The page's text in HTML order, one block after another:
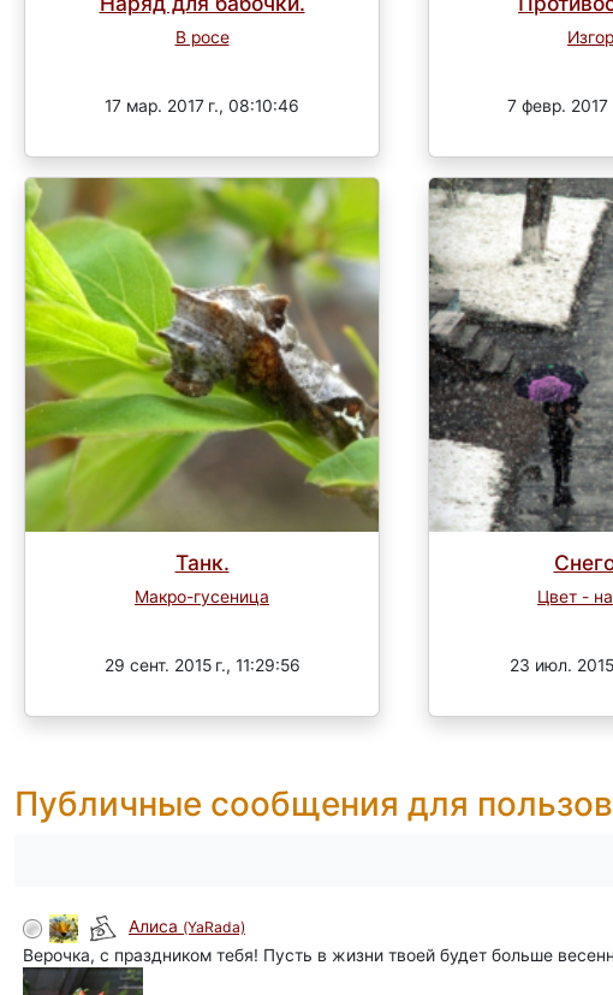
В росе
17 мар. 2017 г., 08:10:46 7 февр.
Танк.
Макро-гусеница
29 сент. 2015 г., 11:29:56
Цвет -
23 июл.
Публичные сообщения для
Алиса (YaRada)
Верочка, с праздником тебя! Пусть в жизни твоей будет больше